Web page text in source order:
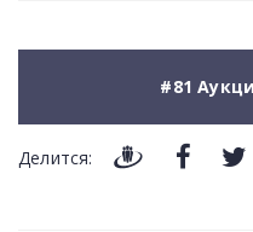
#81
Делится: